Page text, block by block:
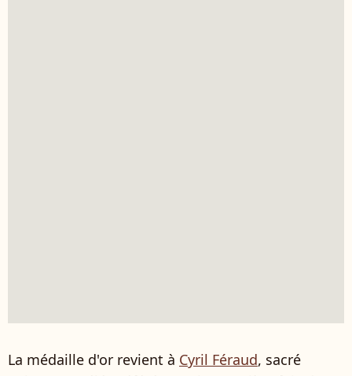
La médaille d'or revient à Cyril Féraud, sacré